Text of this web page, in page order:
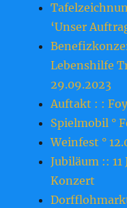
‘Unser
Lebenshilfe
29.09.2023
Auftakt : :
Spielmobil °
Weinfest °
Jubiläum ::
Konzert